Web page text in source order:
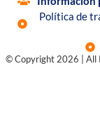
Política de
© Copyright 2026 | All